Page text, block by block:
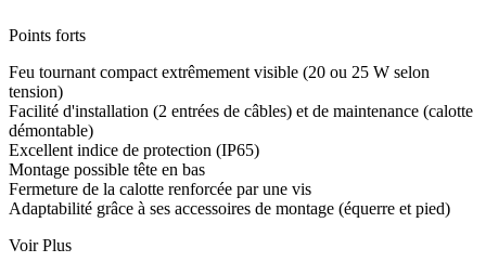
Points forts
Feu tournant compact extrêmement visible (20 ou 25 W selon
tension)
Facilité d'installation (2 entrées de câbles) et de maintenance (calotte
démontable)
Excellent indice de protection (IP65)
Montage possible tête en bas
Fermeture de la calotte renforcée par une vis
Adaptabilité grâce à ses accessoires de montage (équerre et pied)
Voir Plus